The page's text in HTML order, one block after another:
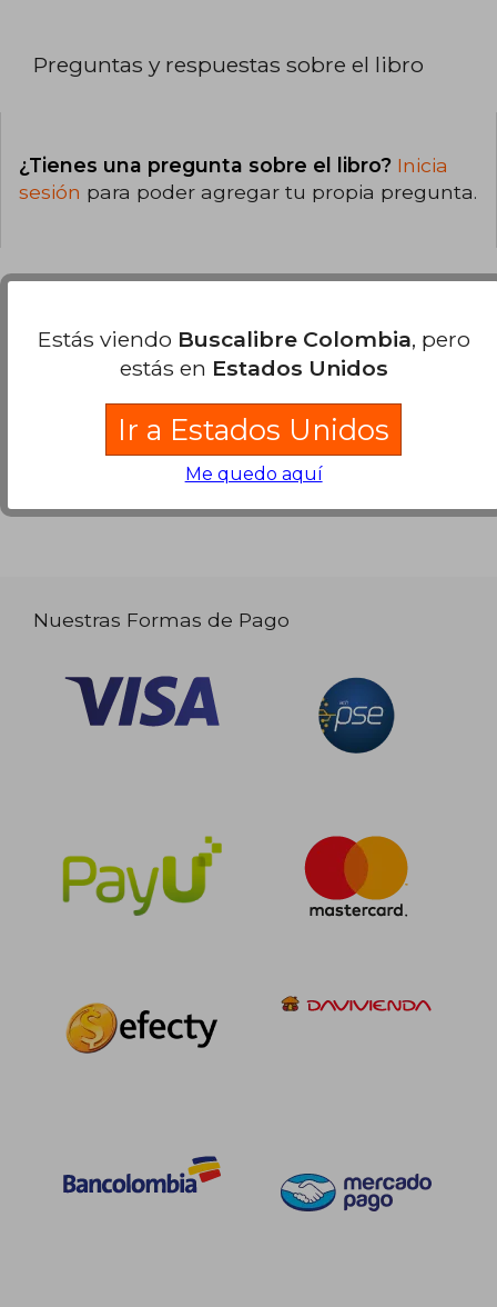
Preguntas y respuestas sobre el libro
¿Tienes una pregunta sobre el libro? Inicia
sesión para poder agregar tu propia pregunta.
Opiniones sobre Buscalibre
Nuestras Formas de Pago
Estás viendo Buscalibre Colombia, pero
estás en Estados Unidos
Ir a Estados Unidos
Me quedo aquí